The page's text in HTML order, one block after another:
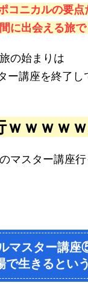
コニカルの要点
に出会える旅で
の始まりは
講座を終了し
ｗｗｗｗ
マスター講座
マスター講
生きるという